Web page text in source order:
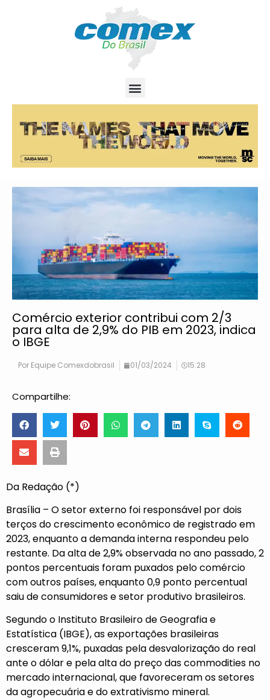
Comércio exterior contribui com 2/3
para alta de 2,9% do PIB em 2023, indica
o IBGE
Por Equipe Comexdobrasil 01/03/2024 15:28
Compartilhe:
Da Redação (*)
Brasília – O setor externo foi responsável por dois
terços do crescimento econômico de registrado em
2023, enquanto a demanda interna respondeu pelo
restante. Da alta de 2,9% observada no ano passado, 2
pontos percentuais foram puxados pelo comércio
com outros países, enquanto 0,9 ponto percentual
saiu de consumidores e setor produtivo brasileiros.
Segundo o Instituto Brasileiro de Geografia e
Estatística (IBGE), as exportações brasileiras
cresceram 9,1%, puxadas pela desvalorização do real
ante o dólar e pela alta do preço das commodities no
mercado internacional, que favoreceram os setores
da agropecuária e do extrativismo mineral.